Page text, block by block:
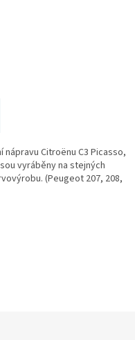
Citroënu C3 Picasso,
vyráběny na stejných
(Peugeot 207, 208,